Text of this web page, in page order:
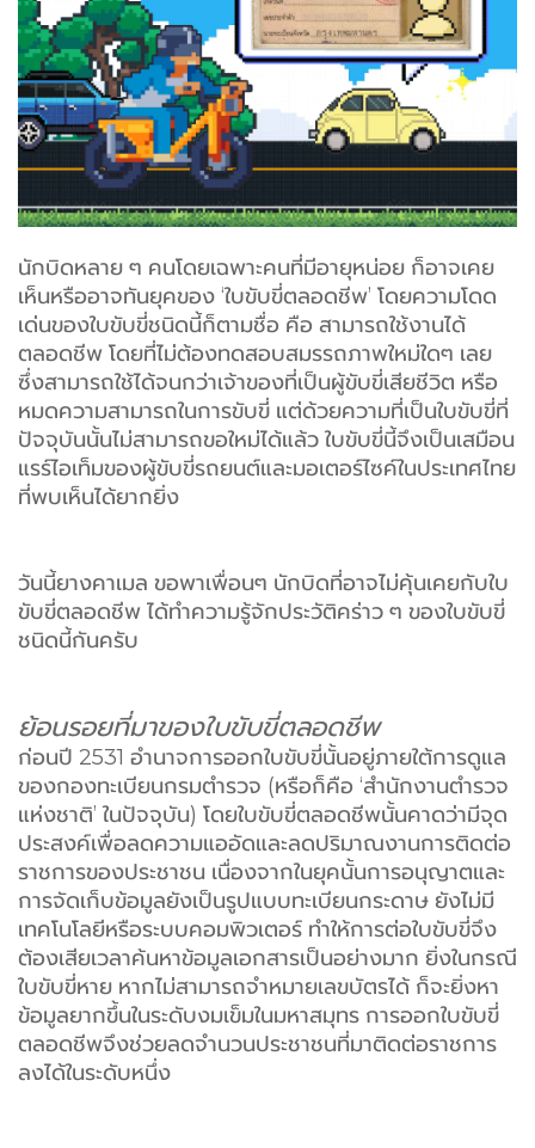
นักบิดหลาย ๆ คนโดยเฉพาะคนที่มีอายุหน่อย ก็อาจเคย
เห็นหรืออาจทันยุคของ ‘ใบขับขี่ตลอดชีพ’ โดยความโดด
เด่นของใบขับขี่ชนิดนี้ก็ตามชื่อ คือ สามารถใช้งานได้
ตลอดชีพ โดยที่ไม่ต้องทดสอบสมรรถภาพใหม่ใดๆ เลย
ซึ่งสามารถใช้ได้จนกว่าเจ้าของที่เป็นผู้ขับขี่เสียชีวิต หรือ
หมดความสามารถในการขับขี่ แต่ด้วยความที่เป็นใบขับขี่ที่
ปัจจุบันนั้นไม่สามารถขอใหม่ได้แล้ว ใบขับขี่นี้จึงเป็นเสมือน
แรร์ไอเท็มของผู้ขับขี่รถยนต์และมอเตอร์ไซค์ในประเทศไทย
ที่พบเห็นได้ยากยิ่ง
วันนี้ยางคาเมล ขอพาเพื่อนๆ นักบิดที่อาจไม่คุ้นเคยกับใบ
ขับขี่ตลอดชีพ ได้ทำความรู้จักประวัติคร่าว ๆ ของใบขับขี่
ชนิดนี้กันครับ
ย้อนรอยที่มาของใบขับขี่ตลอดชีพ
ก่อนปี 2531 อำนาจการออกใบขับขี่นั้นอยู่ภายใต้การดูแล
ของกองทะเบียนกรมตำรวจ (หรือก็คือ ‘สำนักงานตำรวจ
แห่งชาติ’ ในปัจจุบัน) โดยใบขับขี่ตลอดชีพนั้นคาดว่ามีจุด
ประสงค์เพื่อลดความแออัดและลดปริมาณงานการติดต่อ
ราชการของประชาชน เนื่องจากในยุคนั้นการอนุญาตและ
การจัดเก็บข้อมูลยังเป็นรูปแบบทะเบียนกระดาษ ยังไม่มี
เทคโนโลยีหรือระบบคอมพิวเตอร์ ทำให้การต่อใบขับขี่จึง
ต้องเสียเวลาค้นหาข้อมูลเอกสารเป็นอย่างมาก ยิ่งในกรณี
ใบขับขี่หาย หากไม่สามารถจำหมายเลขบัตรได้ ก็จะยิ่งหา
ข้อมูลยากขึ้นในระดับงมเข็มในมหาสมุทร การออกใบขับขี่
ตลอดชีพจึงช่วยลดจำนวนประชาชนที่มาติดต่อราชการ
ลงได้ในระดับหนึ่ง